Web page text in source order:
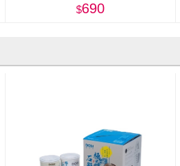
690